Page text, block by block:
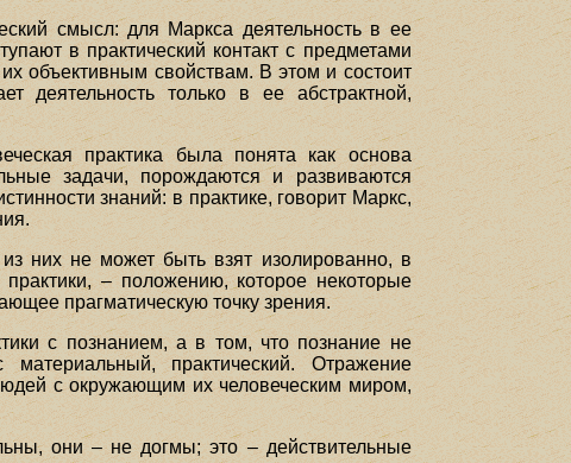
смысл: для Маркса деятельность в ее
в практический контакт с предметами
объективным свойствам. В этом и состоит
деятельность только в ее абстрактной,
практика была понята как основа
задачи, порождаются и развиваются
знаний: в практике, говорит Маркс,
них не может быть взят изолированно, в
– положению, которое некоторые
прагматическую точку зрения.
с познанием, а в том, что познание не
практический. Отражение
с окружающим их человеческим миром,
они – не догмы; это – действительные